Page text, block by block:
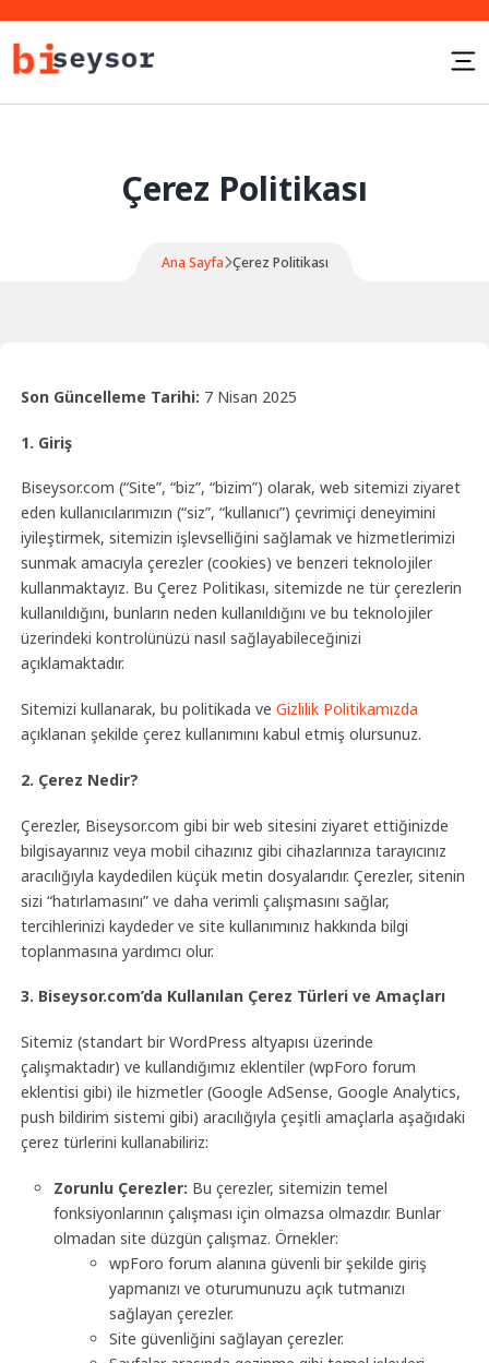
Çerez Politikası
Ana Sayfa Çerez Politikası
Son Güncelleme Tarihi: 7 Nisan 2025
1. Giriş
Biseysor.com (“Site”, “biz”, “bizim”) olarak, web sitemizi ziyaret
eden kullanıcılarımızın (“siz”, “kullanıcı”) çevrimiçi deneyimini
iyileştirmek, sitemizin işlevselliğini sağlamak ve hizmetlerimizi
sunmak amacıyla çerezler (cookies) ve benzeri teknolojiler
kullanmaktayız. Bu Çerez Politikası, sitemizde ne tür çerezlerin
kullanıldığını, bunların neden kullanıldığını ve bu teknolojiler
üzerindeki kontrolünüzü nasıl sağlayabileceğinizi
açıklamaktadır.
Sitemizi kullanarak, bu politikada ve Gizlilik Politikamızda
açıklanan şekilde çerez kullanımını kabul etmiş olursunuz.
2. Çerez Nedir?
Çerezler, Biseysor.com gibi bir web sitesini ziyaret ettiğinizde
bilgisayarınız veya mobil cihazınız gibi cihazlarınıza tarayıcınız
aracılığıyla kaydedilen küçük metin dosyalarıdır. Çerezler, sitenin
sizi “hatırlamasını” ve daha verimli çalışmasını sağlar,
tercihlerinizi kaydeder ve site kullanımınız hakkında bilgi
toplanmasına yardımcı olur.
3. Biseysor.com’da Kullanılan Çerez Türleri ve Amaçları
Sitemiz (standart bir WordPress altyapısı üzerinde
çalışmaktadır) ve kullandığımız eklentiler (wpForo forum
eklentisi gibi) ile hizmetler (Google AdSense, Google Analytics,
push bildirim sistemi gibi) aracılığıyla çeşitli amaçlarla aşağıdaki
çerez türlerini kullanabiliriz:
Zorunlu Çerezler: Bu çerezler, sitemizin temel
fonksiyonlarının çalışması için olmazsa olmazdır. Bunlar
olmadan site düzgün çalışmaz. Örnekler:
wpForo forum alanına güvenli bir şekilde giriş
yapmanızı ve oturumunuzu açık tutmanızı
sağlayan çerezler.
Site güvenliğini sağlayan çerezler.